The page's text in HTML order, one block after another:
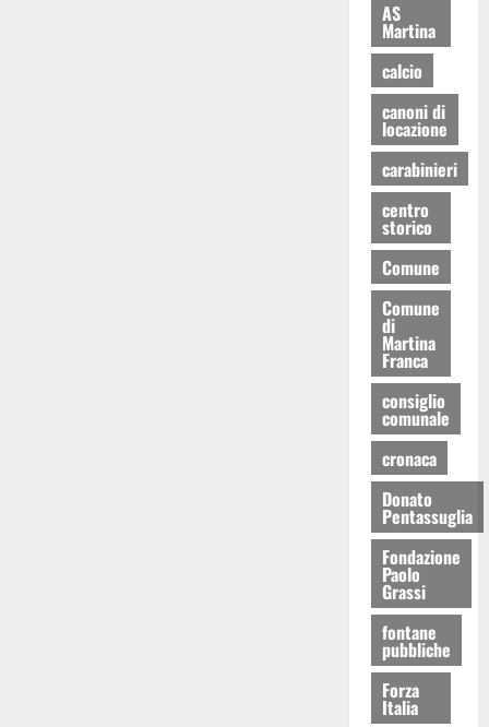
AS
Martina
calcio
canoni di
locazione
carabinieri
centro
storico
Comune
Comune
di
Martina
Franca
consiglio
comunale
cronaca
Donato
Pentassuglia
Fondazione
Paolo
Grassi
fontane
pubbliche
Forza
Italia